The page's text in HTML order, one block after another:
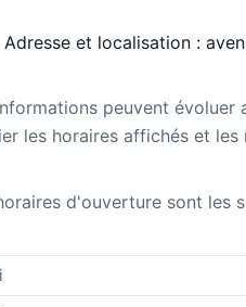
Adresse et localisation :
peuvent évoluer
les horaires affichés et les
d'ouverture sont les